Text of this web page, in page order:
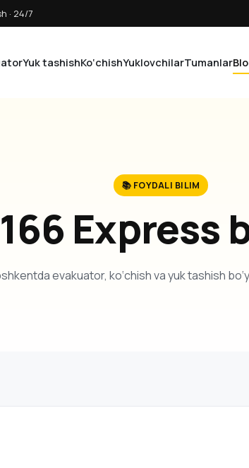
· 24/7
Yuk tashishKo‘chishYuklovchilarTumanlar
📚 FOYDALI BILIM
166 Express
evakuator, ko‘chish va yuk tashish